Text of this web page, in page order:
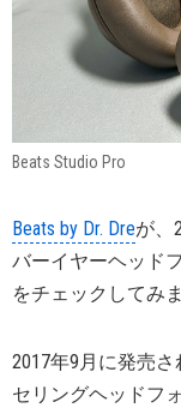
Beats Studio Pro
Beats by Dr. Dreが、
バーイヤーヘッド
をチェックしてみ
2017年9月に発売
セリングヘッドフ